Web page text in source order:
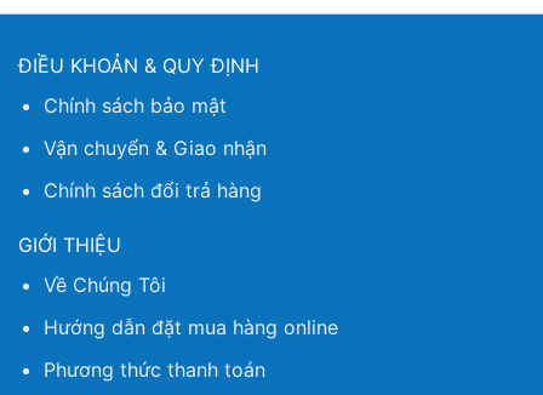
ĐIỀU KHOẢN & QUY ĐỊNH
Chính sách bảo mật
Vận chuyển & Giao nhận
Chính sách đổi trả hàng
GIỚI THIỆU
Về Chúng Tôi
Hướng dẫn đặt mua hàng online
Phương thức thanh toán